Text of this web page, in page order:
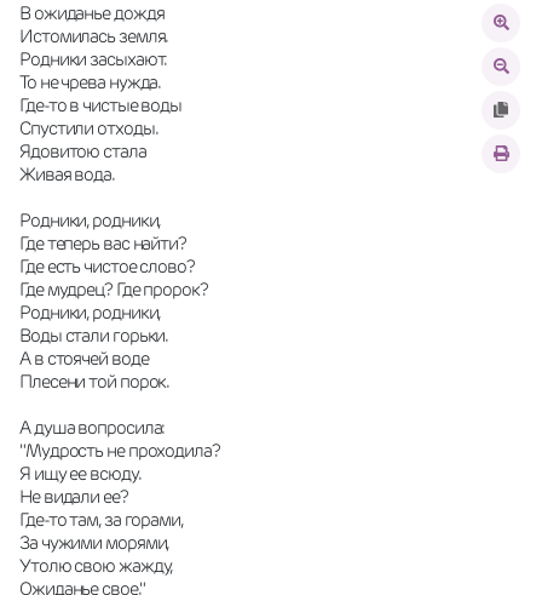
В ожиданье дождя
Истомилась земля.
Родники засыхают.
То не чрева нужда.
Где-то в чистые воды
Спустили отходы.
Ядовитою стала
Живая вода.
Родники, родники,
Где теперь вас найти?
Где есть чистое слово?
Где мудрец? Где пророк?
Родники, родники,
Воды стали горьки.
А в стоячей воде
Плесени той порок.
А душа вопросила:
"Мудрость не проходила?
Я ищу ее всюду.
Не видали ее?
Где-то там, за горами,
За чужими морями,
Утолю свою жажду,
Ожиданье свое."